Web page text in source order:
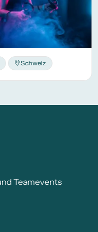
Schweiz
Teamevents